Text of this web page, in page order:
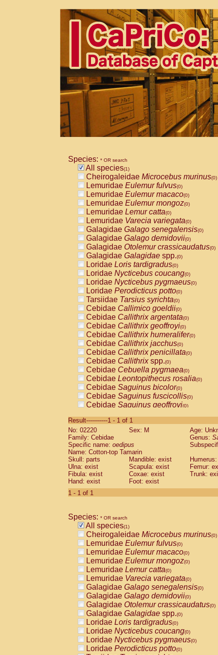
Species: * OR search
All species(1)
Cheirogaleidae Microcebus murinus(0)
Lemuridae Eulemur fulvus(0)
Lemuridae Eulemur macaco(0)
Lemuridae Eulemur mongoz(0)
Lemuridae Lemur catta(0)
Lemuridae Varecia variegata(0)
Galagidae Galago senegalensis(0)
Galagidae Galago demidovii(0)
Galagidae Otolemur crassicaudatus(0)
Galagidae Galagidae spp.(0)
Loridae Loris tardigradus(0)
Loridae Nycticebus coucang(0)
Loridae Nycticebus pygmaeus(0)
Loridae Perodicticus potto(0)
Tarsiidae Tarsius syrichta(0)
Cebidae Callimico goeldii(0)
Cebidae Callithrix argentata(0)
Cebidae Callithrix geoffroyi(0)
Cebidae Callithrix humeralifer(0)
Cebidae Callithrix jacchus(0)
Cebidae Callithrix penicillata(0)
Cebidae Callithrixspp.(0)
Cebidae Cebuella pygmaea(0)
Cebidae Leontopithecus rosalia(0)
Cebidae Saguinus bicolor(0)
Cebidae Saguinus fuscicollis(0)
Cebidae Saguinus geoffroyi(0)
CebidaeSaguinus labiatus(0)
Cebidae Saguinus leucopus (0)
Cebidae
CebidaeSaguinus mystax
Cebidae Saguinus nigricollis (0)
Cebidae Saguinus oedipus
Cebidae Saguinus weddelli
Cebidae Saguinusspp.
Cebidae
CebidaeCebus capucinus
CebidaeCebus nigrivittatus
CebidaeCebus spp.(0)
CebidaeSaimiri boliviensis(0)
CebidaeSaimiri sciureus(0)
AtelidaeAlouatta caraya(0)
AtelidaeAlouatta fusca(0)
AtelidaeAlouatta seniculus(0)
AtelidaeAlouattaspp.(0)
AtelidaeAteles belzebuth(0)
AtelidaeAteles geoffroyi(0)
AtelidaeAteles paniscus(0)
AtelidaeAtelesspp.(0)
AtelidaeLagothrix lagothricha(0)
AtelidaeLagothrix lagothricha cana
PitheciidaeCacajao calvus
Result-----------1 - 1 of 1
No: 02220
Sex: M
Age:
Family: Cebidae
Genus:
Specific name: oedipus
Name: Cotton-top Tamarin
Skull: parts
Mandible: exist
Ulna: exist
Scapula: exist
Femur:
Fibula: exist
Coxae: exist
Trunk:
Hand: exist
Foot: exist
1 - 1 of 1
Species: * OR search
All species(1)
Cheirogaleidae Microcebus murinus(0)
Lemuridae Eulemur fulvus(0)
Lemuridae Eulemur macaco(0)
Lemuridae Eulemur mongoz(0)
Lemuridae Lemur catta(0)
Lemuridae Varecia variegata(0)
Galagidae Galago senegalensis(0)
Galagidae Galago demidovii(0)
Galagidae Otolemur crassicaudatus(0)
Galagidae Galagidae spp.(0)
Loridae Loris tardigradus(0)
Loridae Nycticebus coucang(0)
Loridae Nycticebus pygmaeus(0)
Loridae Perodicticus potto(0)